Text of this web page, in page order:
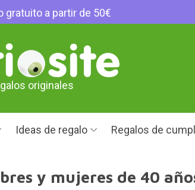
gratuito a partir de 50€
originales
Ideas de regalo Regalos de
y mujeres de 40